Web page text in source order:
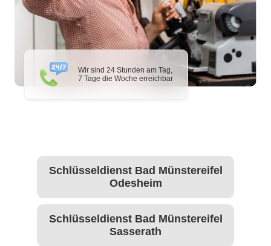
Wir sind 24 Stunden am Tag,
7 Tage die Woche erreichbar
Schlüsseldienst Bad Münstereifel
Odesheim
Schlüsseldienst Bad Münstereifel
Sasserath